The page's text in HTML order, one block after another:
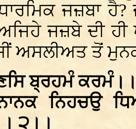
ਜਜ਼ਬਾ ਹੈ?
ਜਜ਼ਬੇ ਦੀ
ਅਸਲੀਅਤ ਤੋਂ
ਬ੍ਰਹਮੰ
ਨਿਹਚਉ
੨।।